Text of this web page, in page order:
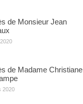
de Monsieur Jean
de Madame Christiane
2020